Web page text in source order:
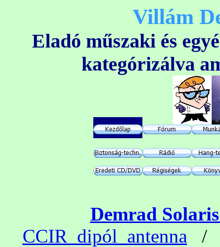
Villám
Eladó műszaki és
kategórizálva
Demrad
CCIR_dipól_antenna